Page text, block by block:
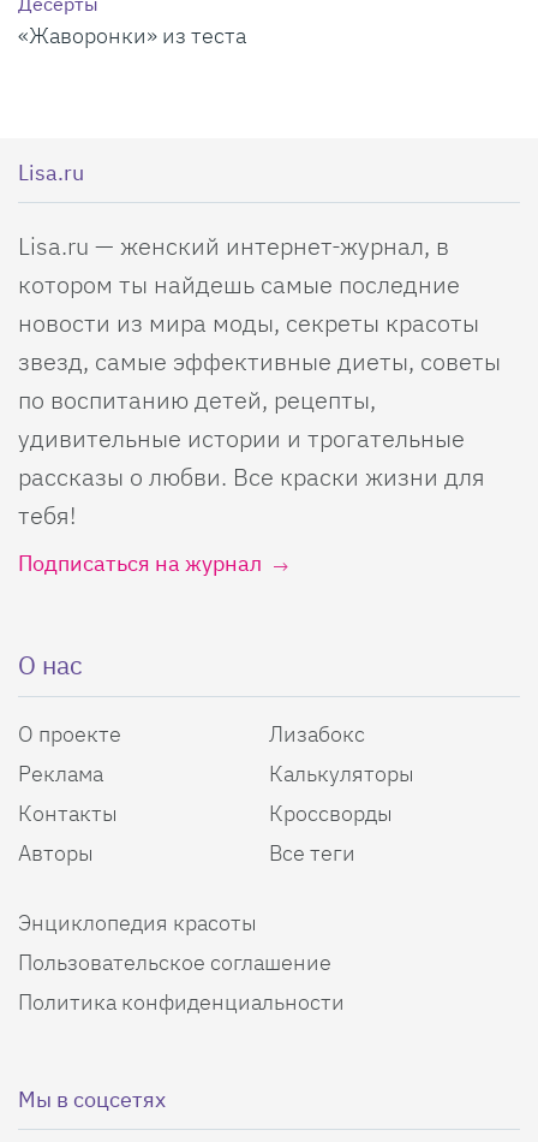
«Жаворонки» из теста
Lisa.ru
Lisa.ru — женский интернет-журнал, в
котором ты найдешь самые последние
новости из мира моды, секреты красоты
звезд, самые эффективные диеты, советы
по воспитанию детей, рецепты,
удивительные истории и трогательные
рассказы о любви. Все краски жизни для
тебя!
Подписаться на журнал
О нас
О проекте
Реклама
Контакты
Авторы
Лизабокс
Калькуляторы
Кроссворды
Все теги
Энциклопедия красоты
Пользовательское соглашение
Политика конфиденциальности
Мы в соцсетях